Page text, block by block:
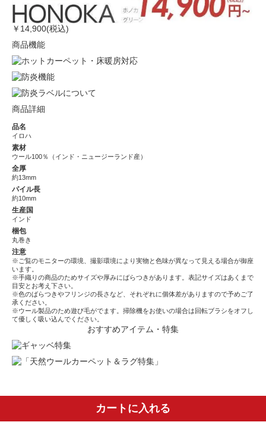
￥14,900(税込)
商品機能
商品詳細
品名
イロハ
素材
ウール100％（インド・ニュージーランド産）
全厚
約13mm
パイル長
約10mm
生産国
インド
梱包
丸巻き
注意
※ご覧のモニターの環境、撮影環境により実物と色味が異なって見える場合が御座
います。
※手織りの商品のためサイズや厚みにばらつきがあります。表記サイズはあくまで
目安とお考え下さい。
※色のばらつきやフリンジの長さなど、それぞれに個体差がありますので予めご了
承ください。
※ウール製品のため遊び毛がでます。掃除機をお使いの場合は回転ブラシをオフし
て優しく吸い込んでください。
おすすめアイテム・特集
カートに入れる